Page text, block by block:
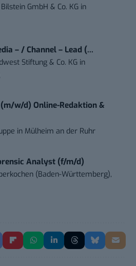
GmbH & Co. KG in
– / Channel – Lead (...
Stiftung & Co. KG in
w/d) Online-Redaktion &
in Mülheim an der Ruhr
Analyst (f/m/d)
(Baden-Württemberg),